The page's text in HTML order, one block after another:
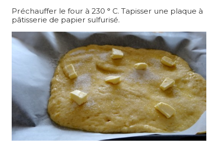
Préchauffer le four à 230 ° C. Tapisser une plaque à
pâtisserie de papier sulfurisé.